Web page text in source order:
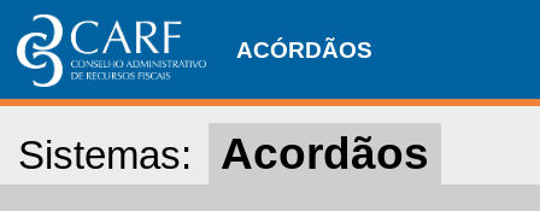
ACÓRDÃOS
Sistemas: Acordãos